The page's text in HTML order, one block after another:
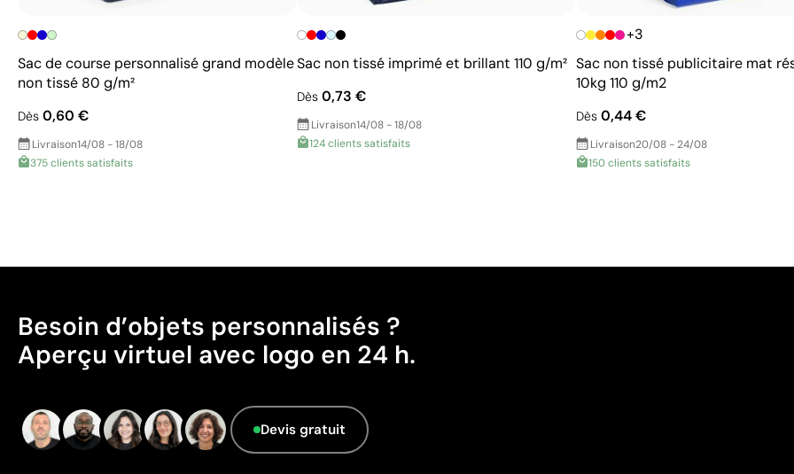
Sac de course personnalisé grand modèle
non tissé 80 g/m²
Dès 0,60 €
Livraison14/08 - 18/08
375 clients satisfaits
Sac non tissé imprimé et brillant 110 g/m²
Dès0,73 €
Livraison14/08 - 18/08
124 clients satisfaits
+3
Sac non tissé publicitaire mat
10kg 110 g/m2
Dès0,44 €
Livraison20/08 - 24/08
150 clients satisfaits
Besoin d’objets personnalisés ?
Aperçu virtuel avec logo en 24 h.
Devis gratuit